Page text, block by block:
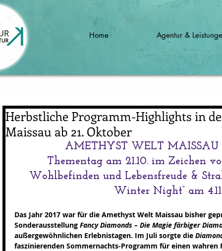
Home Agentur &
Herbstliche Programm-Highlights in
Maissau ab 21. Oktober
AMETHYST WELT MAISSAU
Thementag am 21.10. im Zeichen
Wohlbefinden und Lebensfreude &
Winter Night“ am
Das Jahr 2017 war für die Amethyst Welt Maissau bisher
Sonderausstellung Fancy Diamonds – Die Magie färbiger
außergewöhnlichen Erlebnistagen. Im Juli sorgte die
faszinierenden Sommernachts-Programm für einen